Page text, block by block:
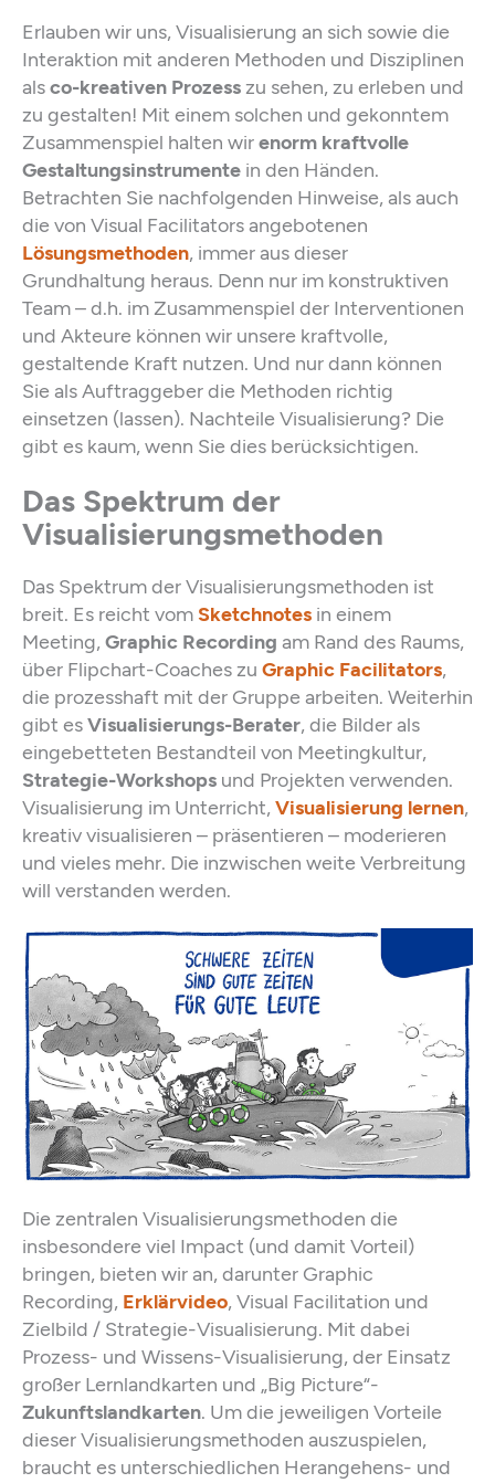
Erlauben wir uns, Visualisierung an sich sowie die
Interaktion mit anderen Methoden und Disziplinen
alsco-kreativen Prozesszu sehen, zu erleben und
zu gestalten! Mit einem solchen und gekonntem
Zusammenspiel halten wirenorm kraftvolle
Gestaltungsinstrumente in den Händen.
Betrachten Sie nachfolgenden Hinweise, als auch
die von Visual Facilitators angebotenen
Lösungsmethoden, immer aus dieser
Grundhaltung heraus. Denn nur im konstruktiven
Team – d.h. im Zusammenspiel der Interventionen
und Akteure können wir unsere kraftvolle,
gestaltende Kraft nutzen. Und nur dann können
Sie als Auftraggeber die Methoden richtig
einsetzen (lassen). Nachteile Visualisierung? Die
gibt es kaum, wenn Sie dies berücksichtigen.
Das Spektrum der
Visualisierungsmethoden
Das Spektrum der Visualisierungsmethoden ist
breit. Es reicht vom Sketchnotes in einem
Meeting, Graphic Recording am Rand des Raums,
über Flipchart-Coaches zu Graphic Facilitators,
die prozesshaft mit der Gruppe arbeiten. Weiterhin
gibt esVisualisierungs-Berater, die Bilder als
eingebetteten Bestandteil von Meetingkultur,
Strategie-Workshops und Projekten verwenden.
Visualisierung im Unterricht, Visualisierung lernen,
kreativ visualisieren – präsentieren – moderieren
und vieles mehr. Die inzwischen weite Verbreitung
will verstanden werden.
Die zentralen Visualisierungsmethoden die
insbesondere viel Impact (und damit Vorteil)
bringen, bieten wir an, darunter Graphic
Recording, Erklärvideo, Visual Facilitation und
Zielbild / Strategie-Visualisierung. Mit dabei
Prozess- und Wissens-Visualisierung, der Einsatz
großer Lernlandkarten und „Big Picture“-
Zukunftslandkarten. Um die jeweiligen Vorteile
dieser Visualisierungsmethoden auszuspielen,
braucht es unterschiedlichen Herangehens- und